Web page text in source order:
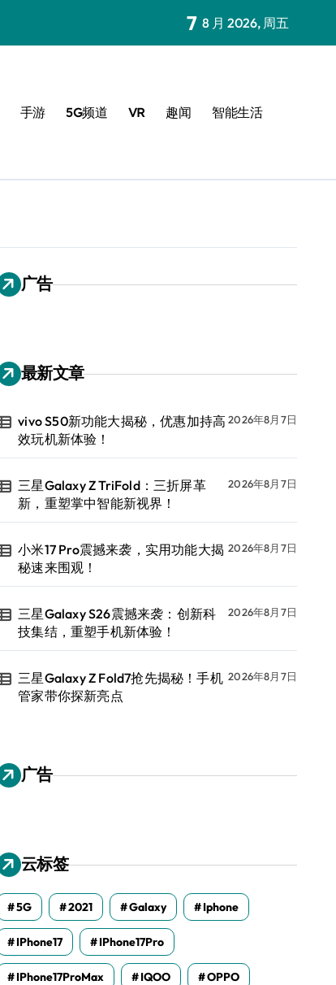
7 8 月 2026, 周五
手游 5G频道 VR 趣闻 智能生活
广告
最新文章
vivo S50新功能大揭秘，优惠加持高
效玩机新体验！
2026年8月7日
三星Galaxy Z TriFold：三折屏革
新，重塑掌中智能新视界！
2026年8月7日
小米17 Pro震撼来袭，实用功能大揭
秘速来围观！
2026年8月7日
三星Galaxy S26震撼来袭：创新科
技集结，重塑手机新体验！
2026年8月7日
三星Galaxy Z Fold7抢先揭秘！手机
管家带你探新亮点
2026年8月7日
广告
云标签
5G 2021 Galaxy Iphone
IPhone17 IPhone17Pro
IPhone17ProMax IQOO OPPO